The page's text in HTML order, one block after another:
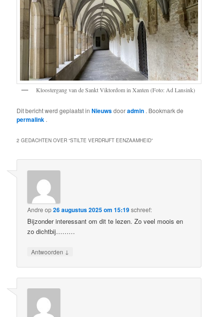
Kloostergang van de Sankt Viktordom in Xanten (Foto: Ad Lansink)
Dit bericht werd geplaatst inNieuwsdooradmin . Bookmark de
permalink .
2 GEDACHTEN OVER “STILTE VERDRIJFT EENZAAMHEID”
Andre op26 augustus 2025 om 15:19schreef:
Bijzonder interessant om dit te lezen. Zo veel moois en
zo dichtbij………
Antwoorden ↓